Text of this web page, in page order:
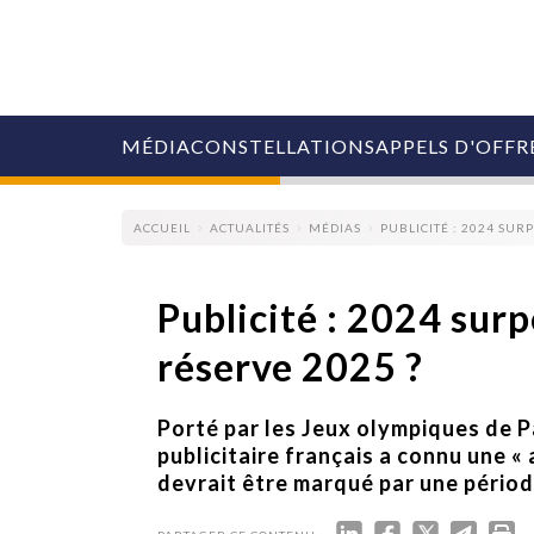
MÉDIA
COLLECTIVITÉS
AGENCES
RETAIL
MÉDIAS
MANAGEMENT
CONSTELLATIONSAPPELS
ACCUEIL ACTUALITÉS MÉDIAS PUBLICITÉ : 2024
Publicité : 2024
réserve 2025 ?
Porté par les Jeux olympiques de
publicitaire français a connu une «
devrait être marqué par une